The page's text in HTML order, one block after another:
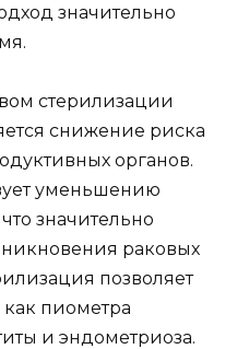
значительно
стерилизации
снижение риска
органов.
уменьшению
значительно
раковых
позволяет
как пиометра
и эндометриоза.